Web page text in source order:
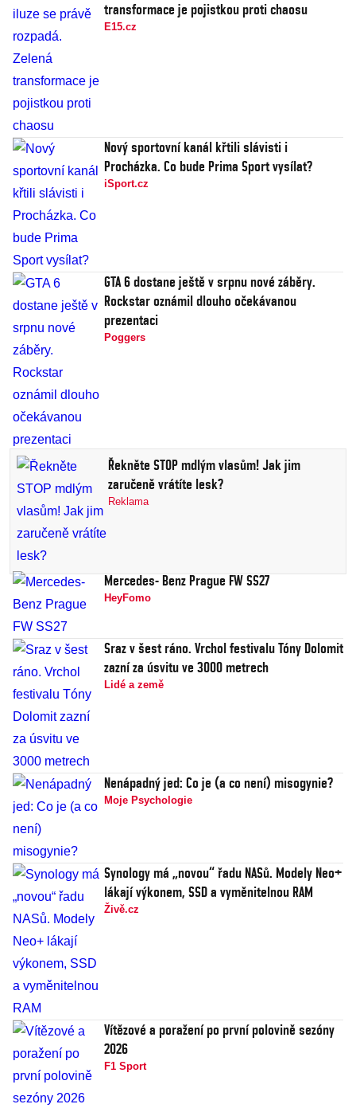
transformace je pojistkou proti chaosu
E15.cz
Nový sportovní kanál křtili slávisti i
Procházka. Co bude Prima Sport vysílat?
iSport.cz
GTA 6 dostane ještě v srpnu nové záběry.
Rockstar oznámil dlouho očekávanou
prezentaci
Poggers
Řekněte STOP mdlým vlasům! Jak jim
zaručeně vrátíte lesk?
Reklama
Mercedes- Benz Prague FW SS27
HeyFomo
Sraz v šest ráno. Vrchol festivalu Tóny Dolomit
zazní za úsvitu ve 3000 metrech
Lidé a země
Nenápadný jed: Co je (a co není) misogynie?
Moje Psychologie
Synology má „novou“ řadu NASů. Modely Neo+
lákají výkonem, SSD a vyměnitelnou RAM
Živě.cz
Vítězové a poražení po první polovině sezóny
2026
F1 Sport